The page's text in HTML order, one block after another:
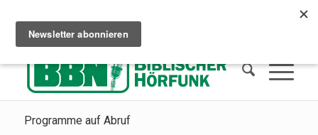
Programme auf Abruf